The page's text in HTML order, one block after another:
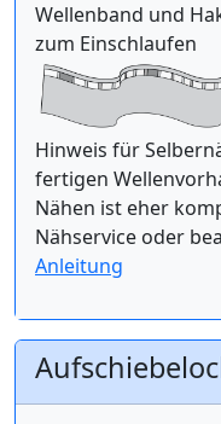
Wellenband und
zum Einschlaufen
Hinweis für
fertigen
Nähen ist eher
Nähservice oder
Anleitung